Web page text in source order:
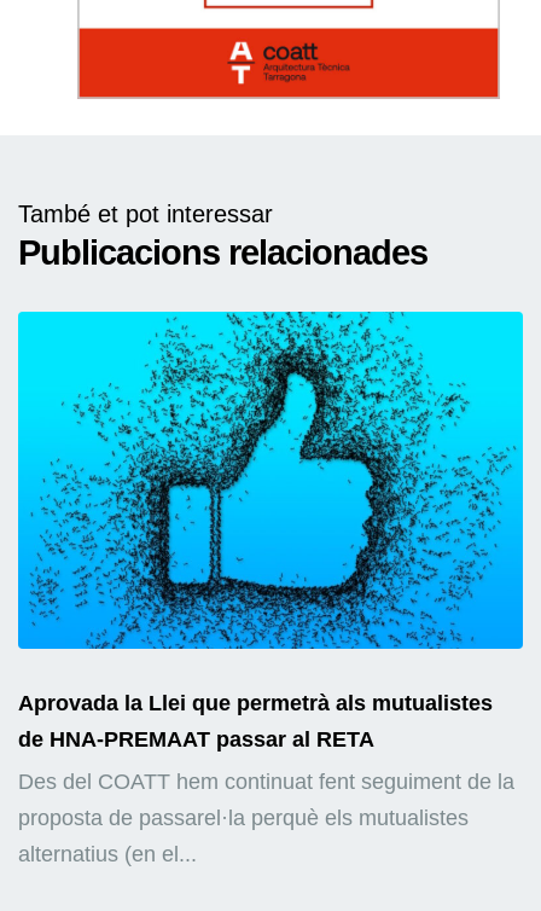
També et pot interessar
Publicacions relacionades
Aprovada la Llei que permetrà als mutualistes
de HNA-PREMAAT passar al RETA
Des del COATT hem continuat fent seguiment de la
proposta de passarel·la perquè els mutualistes
alternatius (en el...